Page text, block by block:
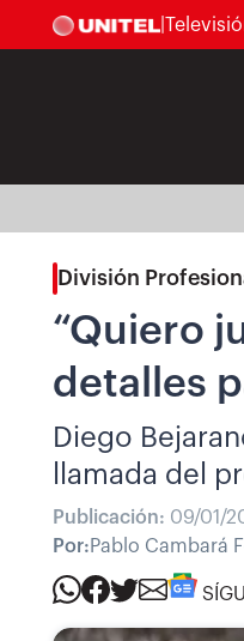
División
“Quiero
detalles
Diego
llamada del
Publicación: 09/01/
Por:Pablo Cambará